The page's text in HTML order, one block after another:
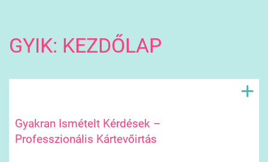
GYIK: KEZDŐLAP
Gyakran Ismételt Kérdések –
Professzionális Kártevőirtás
+